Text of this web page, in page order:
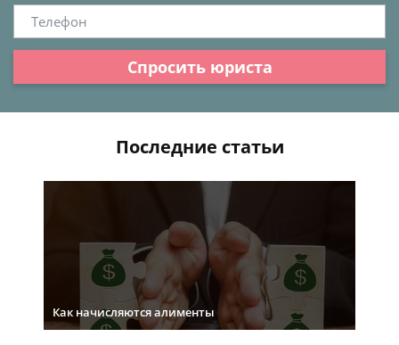
Спросить юриста
Последние статьи
Как начисляются алименты